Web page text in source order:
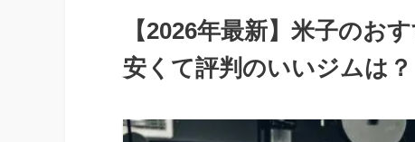
【2026年最新】米子のお
安くて評判のいいジムは？